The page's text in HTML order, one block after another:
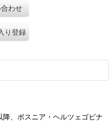
わせ
り登録
、ボスニア・ヘルツェゴビナ